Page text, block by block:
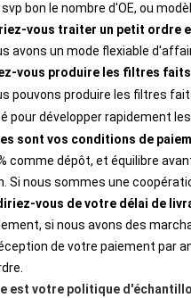
bon le nombre d'OE, ou
vous traiter un petit ordre
avons un mode flexiable
vous produire les filtres
pouvons produire les filtres
pour développer rapidement
sont vos conditions de
comme dépôt, et équilibre
Si nous sommes une
vous de votre délai de
si nous avons des
de votre paiement par
est votre politique